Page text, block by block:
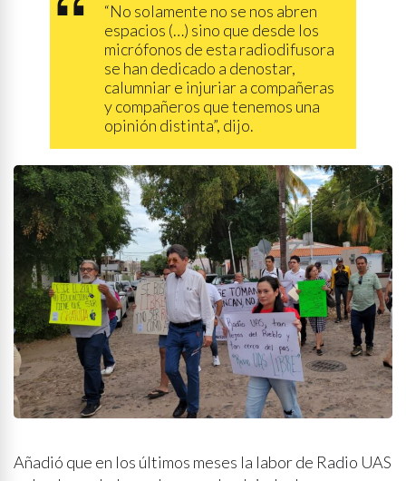
“No solamente no se nos abren
espacios (…) sino que desde los
micrófonos de esta radiodifusora
se han dedicado a denostar,
calumniar e injuriar a compañeras
y compañeros que tenemos una
opinión distinta”, dijo.
Añadió que en los últimos meses la labor de Radio UAS